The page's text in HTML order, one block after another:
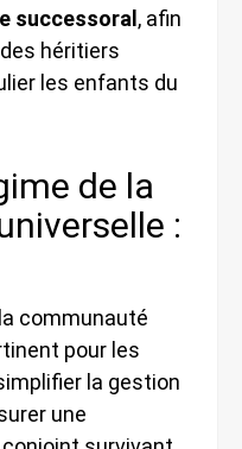
successoral, afin
héritiers
les enfants du
de la
:
communauté
pour les
la gestion
une